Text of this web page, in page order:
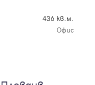
436 кв.м.
Офис